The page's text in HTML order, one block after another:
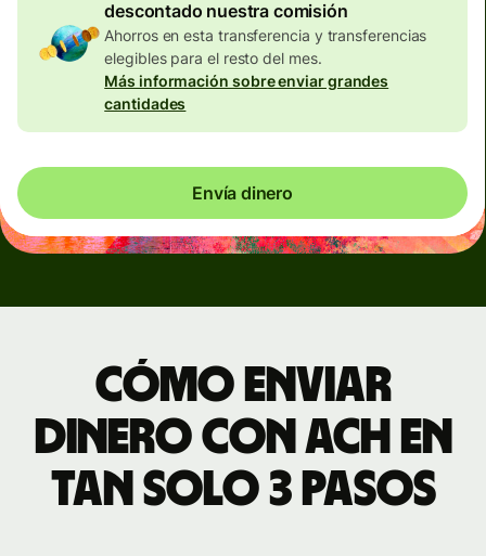
descontado nuestra comisión
Ahorros en esta transferencia y transferencias
elegibles para el resto del mes.
Más información sobre enviar grandes
cantidades
Envía dinero
Cómo enviar
dinero con ACH en
tan solo 3 pasos